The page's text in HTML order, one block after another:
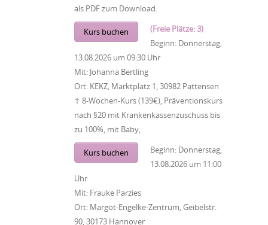
als PDF zum Download.
Kurs buchen
(Freie Plätze: 3)
Beginn: Donnerstag,
13.08.2026 um 09:30 Uhr
Mit: Johanna Bertling
Ort: KEKZ, Marktplatz 1, 30982 Pattensen
↑ 8-Wochen-Kurs (139€), Präventionskurs
nach §20 mit Krankenkassenzuschuss bis
zu 100%, mit Baby,
Kurs buchen Beginn: Donnerstag,
13.08.2026 um 11:00
Uhr
Mit: Frauke Parzies
Ort: Margot-Engelke-Zentrum, Geibelstr.
90, 30173 Hannover